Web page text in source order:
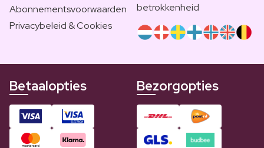
Abonnementsvoorwaarden
Privacybeleid & Cookies
betrokkenheid
Betaalopties Bezorgopties